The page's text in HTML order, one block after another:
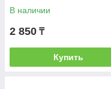
В наличии
2 850 ₸
Купить